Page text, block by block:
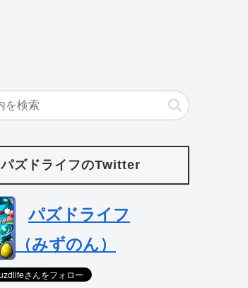
パズドライフのTwitter
パズドライフ
（みずのん）